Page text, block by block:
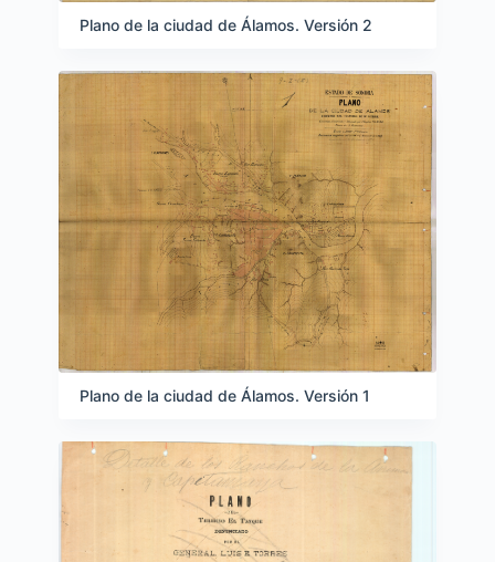
Plano de la ciudad de Álamos. Versión 2
Plano de la ciudad de Álamos. Versión 1